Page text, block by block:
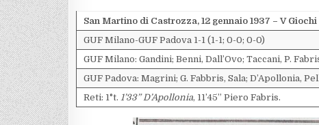
San Martino di Castrozza, 12 gennaio 1937 – V
GUF Milano-GUF Padova 1-1 (1-1; 0-0; 0-0)
GUF Milano: Gandini; Benni, Dall’Ovo; Taccani, P.
GUF Padova: Magrini; G. Fabbris, Sala; D’Apollonia,
Reti: 1°t. 1’33” D’Apollonia, 11’45” Piero Fabris.